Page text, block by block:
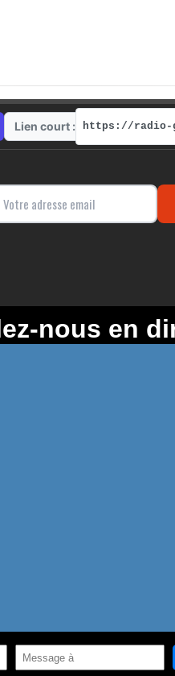
Lien court :